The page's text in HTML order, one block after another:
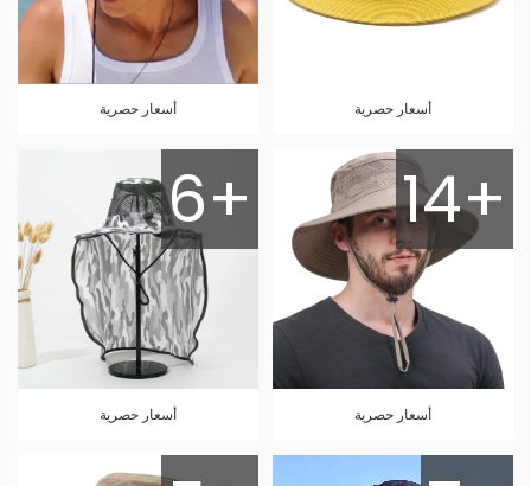
أسعار حصرية أسعار حصرية
14+
أسعار حصرية
6+
أسعار حصرية